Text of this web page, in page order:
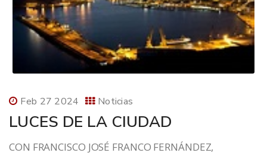
Feb 27 2024 Noticias
LUCES DE LA CIUDAD
CON FRANCISCO JOSÉ FRANCO FERNÁNDEZ,